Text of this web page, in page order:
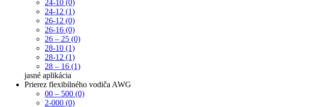
24-10 (0)
24-12 (1)
26-12 (0)
26-16 (0)
26 – 25 (0)
28-10 (1)
28-12 (1)
28 – 16 (1)
jasné aplikácia
Prierez flexibilného vodiča AWG
00 – 500 (0)
2-000 (0)